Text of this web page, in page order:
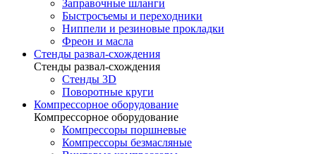
Заправочные шланги
Быстросъемы и переходники
Ниппели и резиновые прокладки
Фреон и масла
Стенды развал-схождения
Стенды развал-схождения
Стенды 3D
Поворотные круги
Компрессорное оборудование
Компрессорное оборудование
Компрессоры поршневые
Компрессоры безмасляные